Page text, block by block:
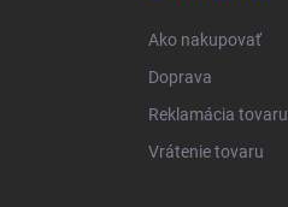
Ako nakupovať
Doprava
Reklamácia tovaru
Vrátenie tovaru